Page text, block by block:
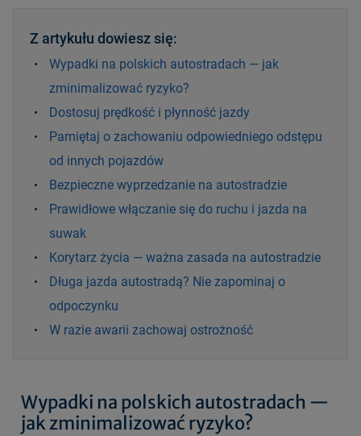
Z artykułu dowiesz się:
Wypadki na polskich autostradach — jak
zminimalizować ryzyko?
Dostosuj prędkość i płynność jazdy
Pamiętaj o zachowaniu odpowiedniego odstępu
od innych pojazdów
Bezpieczne wyprzedzanie na autostradzie
Prawidłowe włączanie się do ruchu i jazda na
suwak
Korytarz życia — ważna zasada na autostradzie
Długa jazda autostradą? Nie zapominaj o
odpoczynku
W razie awarii zachowaj ostrożność
Wypadki na polskich autostradach —
jak zminimalizować ryzyko?